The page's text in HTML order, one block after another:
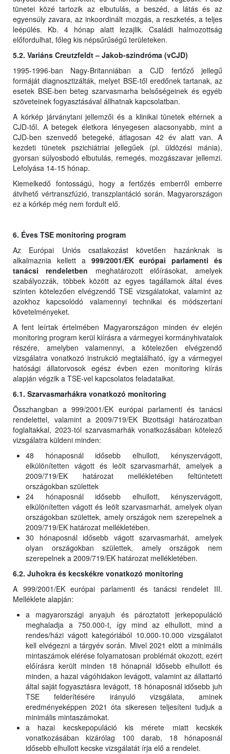
tünetei közé tartozik az elbutulás, a beszéd, a látás és az
egyensúly zavara, az inkoordinált mozgás, a reszketés, a teljes
leépülés. Kb. 4 hónap alatt lezajlik. Családi halmozottság
előfordulhat, főleg kis népsűrűségű területeken.
5.2. Variáns Creutzfeldt – Jakob-szindróma (vCJD)
1995-1996-ban Nagy-Britanniában a CJD fertőző jellegű
formáját diagnosztizálták, melyet BSE-től eredőnek tartanak, az
esetek BSE-ben beteg szarvasmarha belsőségeinek és egyéb
szöveteinek fogyasztásával állhatnak kapcsolatban.
A kórkép járványtani jellemzői és a klinikai tünetek eltérnek a
CJD-től. A betegek életkora lényegesen alacsonyabb, mint a
CJD-ben szenvedő betegeké, átlagosan 42 év alatt van. A
kezdeti tünetek pszichiátriai jellegűek (pl. üldözési mánia),
gyorsan súlyosbodó elbutulás, remegés, mozgászavar jellemzi.
Lefolyása 14-15 hónap.
Kiemelkedő fontosságú, hogy a fertőzés emberről emberre
átvihető vértranszfúzió, transzplantáció során. Magyarországon
ez a kórkép még nem fordult elő.
6. Éves TSE monitoring program
Az Európai Uniós csatlakozást követően hazánknak is
alkalmaznia kellett a 999/2001/EK európai parlamenti és
tanácsi rendeletben meghatározott előírásokat, amelyek
szabályozzák, többek között az egyes tagállamok által éves
szinten kötelezően elvégzendő TSE vizsgálatokat, valamint az
azokhoz kapcsolódó valamennyi technikai és módszertani
követelményeket.
A fent leírtak értelmében Magyarországon minden év elején
monitoring program kerül kiírásra a vármegyei kormányhivatalok
részére, amelyben valamennyi, a kötelezően elvégzendő
vizsgálatra vonatkozó instrukció megtalálható, így a vármegyei
hatósági állatorvosok egész évben ezen monitoring kiírás
alapján végzik a TSE-vel kapcsolatos feladataikat.
6.1. Szarvasmarhákra vonatkozó monitoring
Összhangban a 999/2001/EK európai parlamenti és tanácsi
rendelettel, valamint a 2009/719/EK Bizottsági határozatban
foglaltakkal, 2023-tól szarvasmarhák vonatkozásában kötelező
vizsgálatra küldeni minden:
48 hónaposnál idősebb elhullott, kényszervágott,
elkülönítetten vágott és leölt szarvasmarhát, amelyek a
2009/719/EK határozat mellékletében feltüntetett
országokban születtek
24 hónaposnál idősebb elhullott, kényszervágott,
elkülönítetten vágott és leölt szarvasmarhát, amelyek olyan
országokban születtek, amely országok nem szerepelnek a
2009/719/EK határozat mellékletében.
30 hónaposnál idősebb vágott szarvasmarhát, amelyek
olyan országokban születtek, amely országok nem
szerepelnek a 2009/719/EK határozat mellékletében.
6.2. Juhokra és kecskékre vonatkozó monitoring
A 999/2001/EK európai parlamenti és tanácsi rendelet III.
Melléklete alapján:
a magyarországi anyajuh és pároztatott jerkepopuláció
meghaladja a 750.000-t, így mind az elhullott, mind a
rendes/házi vágott kategóriából 10.000-10.000 vizsgálatot
kell elvégezni a tárgyév során. Mivel 2021 elött a minimális
mintaszámok elérése folyamatosan problémát okozott, ezért
előírásra került minden 18 hónapnál idősebb elhullott és
minden, a hazai vágóhidakon levágott, valamint az állattartó
által saját fogyasztásra levágott, 18 hónaposnál idősebb juh
TSE felderítésére irányuló vizsgálata, aminek
eredményeképpen 2021 óta sikeresen teljesíteni tudjuk a
minimális mintaszámokat.
a hazai kecskepopuláció kis mérete miatt kecskék
vonatkozásában kizárólag 100 darab, 18 hónaposnál
idősebb elhullott kecske vizsgálatát írja elő a rendelet.